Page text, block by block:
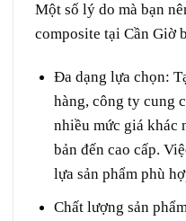
Một số lý do mà bạn
composite tại Cần Giờ
Đa dạng lựa chọn:
hàng, công ty cung
nhiều mức giá khác
bản đến cao cấp.
lựa sản phẩm phù
Chất lượng sản phẩm